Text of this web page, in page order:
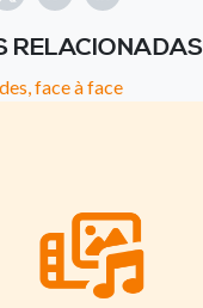
RELACIONADAS
face à face